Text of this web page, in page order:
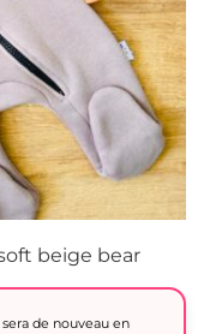
beige bear
de nouveau en